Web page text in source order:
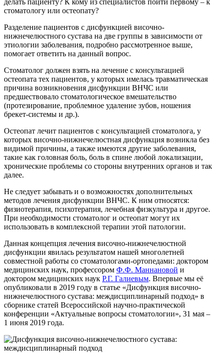
стоматологу или остеопату?
Разделение пациентов с дисфункцией височно-
нижнечелюстного сустава на две группы в зависимости от
этиологии заболевания, подробно рассмотренное выше,
помогает ответить на данный вопрос.
Стоматолог должен взять на лечение с консультацией
остеопата тех пациентов, у которых имелась травматическая
причина возникновения дисфункции ВНЧС или
предшествовало стоматологическое вмешательство
(протезирование, проблемное удаление зубов, ношения
брекет-системы и др.).
Остеопат лечит пациентов с консультацией стоматолога, у
которых височно-нижнечелюстная дисфункция возникла без
видимой причины, а также имеются другие заболевания,
такие как головная боль, боль в спине любой локализации,
хронические проблемы со стороны внутренних органов и так
далее.
Не следует забывать и о возможностях дополнительных
методов лечения дисфункции ВНЧС. К ним относятся:
физиотерапия, психотерапия, лечебная физкультура и другое.
При необходимости стоматолог и остеопат могут их
использовать в комплексной терапии этой патологии.
Данная концепция лечения височно-нижнечелюстной
дисфункции явилась результатом нашей многолетней
совместной работы со стоматологами-ортопедами: доктором
медицинских наук, профессором Ф.Ф. Маннановой и
доктором медицинских наук Р.Г. Галиевым. Впервые мы её
опубликовали в 2019 году в статье «Дисфункция височно-
нижнечелюстного сустава: междисциплинарный подход» в
сборнике статей Всероссийской научно-практической
конференции «Актуальные вопросы стоматологии», 31 мая –
1 июня 2019 года.